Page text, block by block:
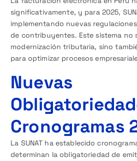
significativamente, y para 2025,
implementando nuevas
de contribuyentes. Este sistema no
modernización tributaria, sino
para optimizar procesos
Nuevas
Cronogramas
La SUNAT ha establecido
determinan la obligatoriedad de